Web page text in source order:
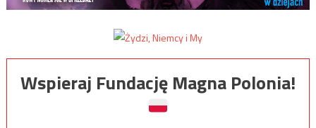
Wspieraj Fundację Magna Polonia!